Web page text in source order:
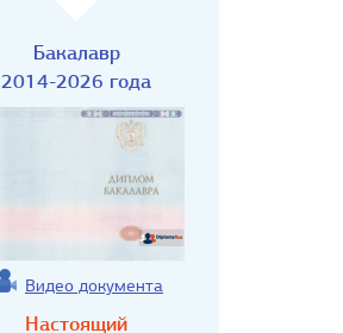
Бакалавр
2014-2026 года
Видео документа
Настоящий